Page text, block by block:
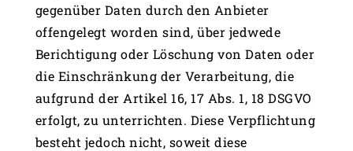
gegenüber Daten durch den Anbieter
offengelegt worden sind, über jedwede
Berichtigung oder Löschung von Daten oder
die Einschränkung der Verarbeitung, die
aufgrund der Artikel 16, 17 Abs. 1, 18 DSGVO
erfolgt, zu unterrichten. Diese Verpflichtung
besteht jedoch nicht, soweit diese